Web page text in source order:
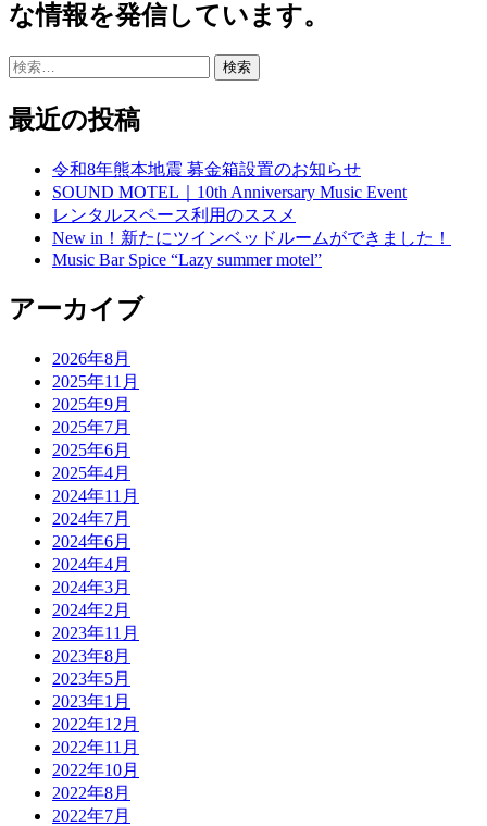
な情報を発信しています。
検
最近の投稿
令和8年熊本地震 募金箱設置のお知らせ
SOUND MOTEL｜10th Anniversary Music Event
レンタルスペース利用のススメ
New in！新たにツインベッドルームができました！
Music Bar Spice “Lazy summer motel”
アーカイブ
2026年8月
2025年11月
2025年9月
2025年7月
2025年6月
2025年4月
2024年11月
2024年7月
2024年6月
2024年4月
2024年3月
2024年2月
2023年11月
2023年8月
2023年5月
2023年1月
2022年12月
2022年11月
2022年10月
2022年8月
2022年7月